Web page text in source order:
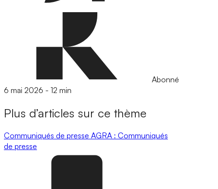
Abonné
6 mai 2026 - 12 min
Plus d’articles sur ce thème
Communiqués de presse AGRA : Communiqués
de presse